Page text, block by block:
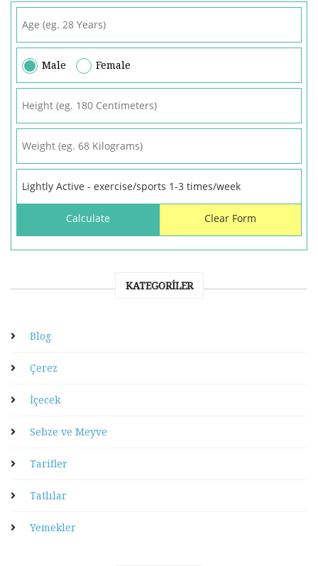
Male Female
KATEGORILER
Blog
Çerez
İçecek
Sebze ve Meyve
Tarifler
Tatlılar
Yemekler